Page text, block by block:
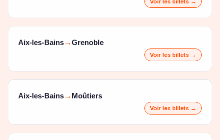
Voir les billets →
Aix-les-Bains→Grenoble
Voir les billets →
Aix-les-Bains→ Moûtiers
Voir les billets →